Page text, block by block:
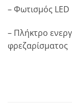
– Φωτισμός LED
– Πλήκτρο
φρεζαρίσματος